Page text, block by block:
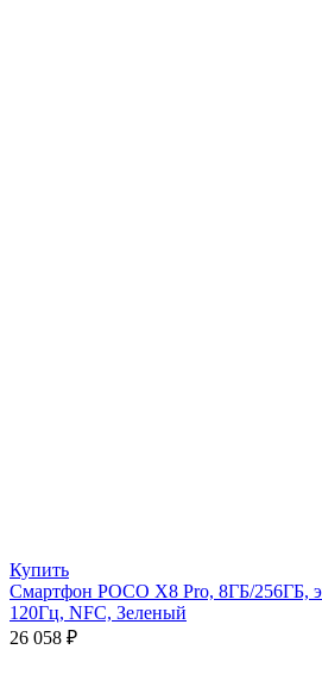
Купить
Смартфон POCO X8 Pro, 8ГБ/256ГБ,
120Гц, NFC, Зеленый
26 058 ₽